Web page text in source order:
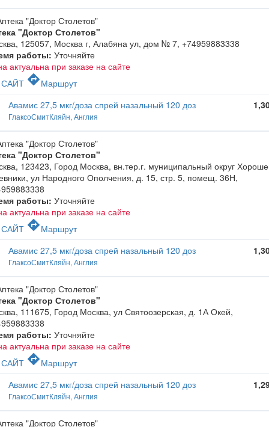
"Доктор Столетов"
125057, Москва г, Алабяна ул, дом № 7, +74959883338
работы: Уточняйте
актуальна при заказе на сайте
САЙТ directionsМаршрут
Авамис 27,5 мкг/доза спрей назальный 120 доз
ГлаксоСмитКляйн, Англия
"Доктор Столетов"
123423, Город Москва, вн.тер.г. муниципальный округ
ул Народного Ополчения, д. 15, стр. 5, помещ. 36Н,
работы: Уточняйте
актуальна при заказе на сайте
САЙТ directionsМаршрут
Авамис 27,5 мкг/доза спрей назальный 120 доз
ГлаксоСмитКляйн, Англия
"Доктор Столетов"
111675, Город Москва, ул Святоозерская, д. 1А Окей,
работы: Уточняйте
актуальна при заказе на сайте
САЙТ directionsМаршрут
Авамис 27,5 мкг/доза спрей назальный 120 доз
ГлаксоСмитКляйн, Англия